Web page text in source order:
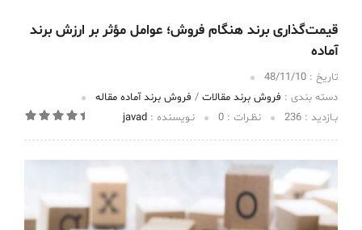
قیمت‌گذاری برند هنگام فروش؛ عوامل مؤثر بر ارزش برند
آماده
تاریخ :‌ 48/11/10
دسته بندی : فروش برند مقالات / فروش برند آماده مقاله
بـازدید : 236 نظـرات : 0 نـویسنده : javad